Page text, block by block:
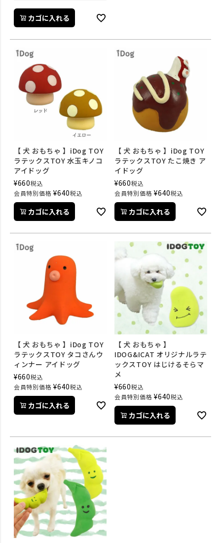
カゴに入れる
【 犬 おもちゃ 】iDog TOY
ラテックスTOY 水玉キノコ
アイドッグ
¥660税込
会員特別価格 ¥640税込
カゴに入れる
【 犬 おもちゃ 】iDog TOY
ラテックスTOY たこ焼き ア
イドッグ
¥660税込
会員特別価格 ¥640税込
カゴに入れる
【 犬 おもちゃ 】iDog TOY
ラテックスTOY タコさんウ
ィンナー アイドッグ
¥660税込
会員特別価格 ¥640税込
カゴに入れる
【 犬 おもちゃ 】
IDOG&ICAT オリジナルラテ
ックスTOY はじけるそらマ
メ
¥660税込
会員特別価格 ¥640税込
カゴに入れる